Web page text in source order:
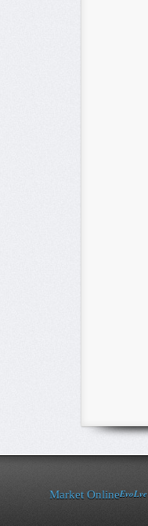
EvoLve
Market Online